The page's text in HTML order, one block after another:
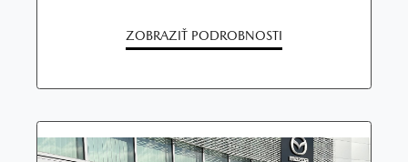
ZOBRAZIŤ PODROBNOSTI